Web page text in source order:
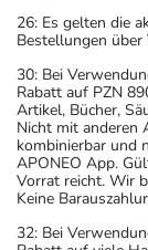
26: Es gelten die
Bestellungen
30: Bei
Rabatt auf PZN
Artikel, Bücher,
Nicht mit anderen
kombinierbar und
APONEO App.
Vorrat reicht. Wir
Keine
32: Bei